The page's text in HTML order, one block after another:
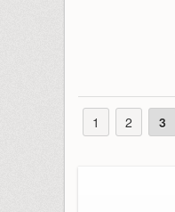
1 2 3